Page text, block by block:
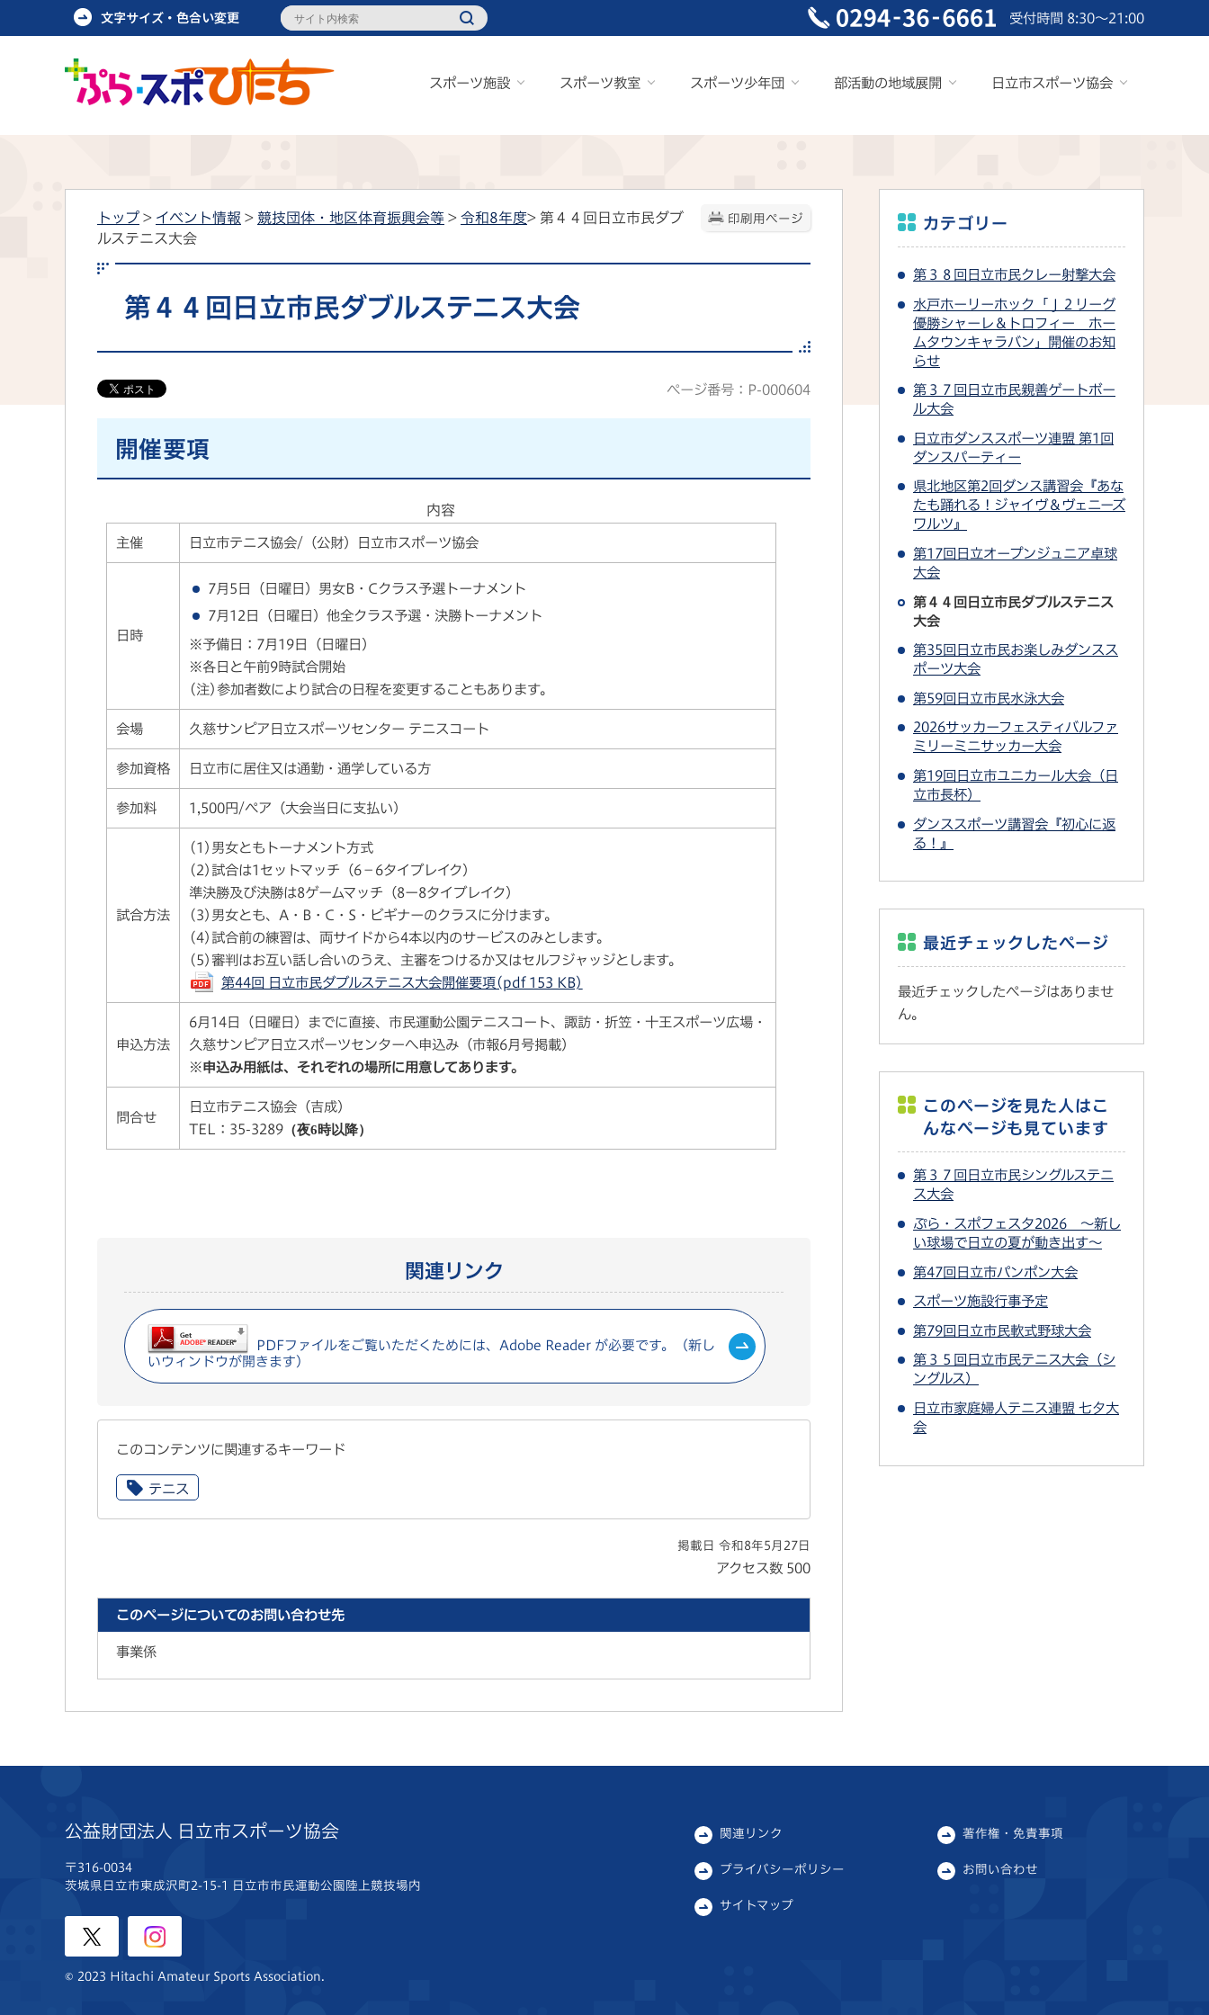
受付時間 8:30～21:00
スポーツ施設 スポーツ教室 スポーツ少年団 部活動の地域展開 日立市スポーツ協会
印刷用ページ
トップ > イベント情報 > 競技団体・地区体育振興会等 > 令和8年度> 第４４回日立市民ダブ
ルステニス大会
第４４回日立市民ダブルステニス大会
ページ番号：P-000604
開催要項
内容
主催 日立市テニス協会/（公財）日立市スポーツ協会
日時
7月5日（日曜日）男女B・Cクラス予選トーナメント
7月12日（日曜日）他全クラス予選・決勝トーナメント
※予備日：7月19日（日曜日）
※各日と午前9時試合開始
(注)参加者数により試合の日程を変更することもあります。
会場 久慈サンピア日立スポーツセンター テニスコート
参加資格 日立市に居住又は通勤・通学している方
参加料 1,500円/ペア（大会当日に支払い）
試合方法
(1)男女ともトーナメント方式
(2)試合は1セットマッチ（6－6タイブレイク）
準決勝及び決勝は8ゲームマッチ（8ー8タイブレイク）
(3)男女とも、A・B・C・S・ビギナーのクラスに分けます。
(4)試合前の練習は、両サイドから4本以内のサービスのみとします。
(5)審判はお互い話し合いのうえ、主審をつけるか又はセルフジャッジとします。
第44回 日立市民ダブルステニス大会開催要項(pdf 153 KB)
申込方法
6月14日（日曜日）までに直接、市民運動公園テニスコート、諏訪・折笠・十王スポーツ広場・
久慈サンピア日立スポーツセンターへ申込み（市報6月号掲載）
※申込み用紙は、それぞれの場所に用意してあります。
問合せ
日立市テニス協会（吉成）
TEL：35-3289（夜6時以降）
関連リンク
PDFファイルをご覧いただくためには、Adobe Reader が必要です。（新し
いウィンドウが開きます）
このコンテンツに関連するキーワード
テニス
掲載日 令和8年5月27日
アクセス数 500
このページについてのお問い合わせ先
事業係
カテゴリー
第３８回日立市民クレー射撃大会
水戸ホーリーホック「Ｊ２リーグ
優勝シャーレ＆トロフィー ホー
ムタウンキャラバン」開催のお知
らせ
第３７回日立市民親善ゲートボー
ル大会
日立市ダンススポーツ連盟 第1回
ダンスパーティー
県北地区第2回ダンス講習会『あな
たも踊れる！ジャイヴ＆ヴェニーズ
ワルツ』
第17回日立オープンジュニア卓球
大会
第４４回日立市民ダブルステニス
大会
第35回日立市民お楽しみダンスス
ポーツ大会
第59回日立市民水泳大会
2026サッカーフェスティバルファ
ミリーミニサッカー大会
第19回日立市ユニカール大会（日
立市長杯）
ダンススポーツ講習会『初心に返
る！』
最近チェックしたページ
最近チェックしたページはありませ
ん。
このページを見た人はこ
んなページも見ています
第３７回日立市民シングルステニ
ス大会
ぷら・スポフェスタ2026 ～新し
い球場で日立の夏が動き出す～
第47回日立市パンポン大会
スポーツ施設行事予定
第79回日立市民軟式野球大会
第３５回日立市民テニス大会（シ
ングルス）
日立市家庭婦人テニス連盟 七夕大
会
関連リンク 著作権・免責事項
プライバシーポリシー お問い合わせ
サイトマップ
公益財団法人 日立市スポーツ協会
〒316-0034
茨城県日立市東成沢町2-15-1
日立市市民運動公園陸上競技場内
© 2023 Hitachi Amateur Sports Association.